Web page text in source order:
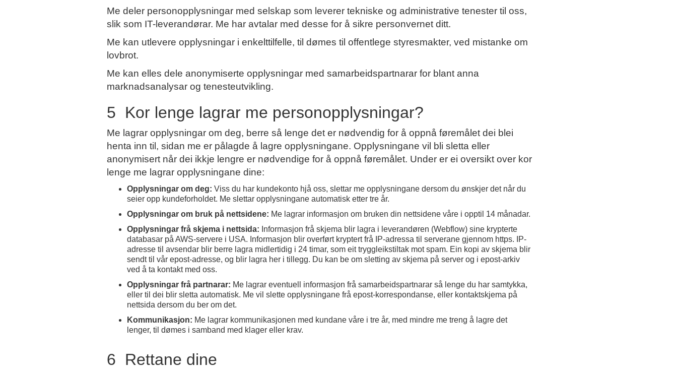
Me deler personopplysningar med selskap som leverer tekniske og administrative tenester til oss,
slik som IT-leverandørar. Me har avtalar med desse for å sikre personvernet ditt.
Me kan utlevere opplysningar i enkelttilfelle, til dømes til offentlege styresmakter, ved mistanke om
lovbrot.
Me kan elles dele anonymiserte opplysningar med samarbeidspartnarar for blant anna
marknadsanalysar og tenesteutvikling.
5 Kor lenge lagrar me personopplysningar?
Me lagrar opplysningar om deg, berre så lenge det er nødvendig for å oppnå føremålet dei blei
henta inn til, sidan me er pålagde å lagre opplysningane. Opplysningane vil bli sletta eller
anonymisert når dei ikkje lengre er nødvendige for å oppnå føremålet. Under er ei oversikt over kor
lenge me lagrar opplysningane dine:
Opplysningar om deg: Viss du har kundekonto hjå oss, slettar me opplysningane dersom du ønskjer det når du
seier opp kundeforholdet. Me slettar opplysningane automatisk etter tre år.
Opplysningar om bruk på nettsidene: Me lagrar informasjon om bruken din nettsidene våre i opptil 14 månadar.
Opplysningar frå skjema i nettsida: Informasjon frå skjema blir lagra i leverandøren (Webflow) sine krypterte
databasar på AWS-servere i USA. Informasjon blir overført kryptert frå IP-adressa til serverane gjennom https. IP-
adresse til avsendar blir berre lagra midlertidig i 24 timar, som eit tryggleikstiltak mot spam. Ein kopi av skjema blir
sendt til vår epost-adresse, og blir lagra her i tillegg. Du kan be om sletting av skjema på server og i epost-arkiv
ved å ta kontakt med oss.
Opplysningar frå partnarar: Me lagrar eventuell informasjon frå samarbeidspartnarar så lenge du har samtykka,
eller til dei blir sletta automatisk. Me vil slette opplysningane frå epost-korrespondanse, eller kontaktskjema på
nettsida dersom du ber om det.
Kommunikasjon: Me lagrar kommunikasjonen med kundane våre i tre år, med mindre me treng å lagre det
lenger, til dømes i samband med klager eller krav.
6 Rettane dine